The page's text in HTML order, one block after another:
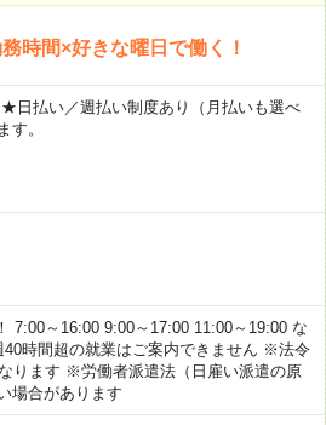
時間×好きな曜日で働く！
払い／週払い制度あり（月払いも選べ
。
～16:00 9:00～17:00 11:00～19:00 な
時間超の就業はご案内できません ※法令
ります ※労働者派遣法（日雇い派遣の原
場合があります